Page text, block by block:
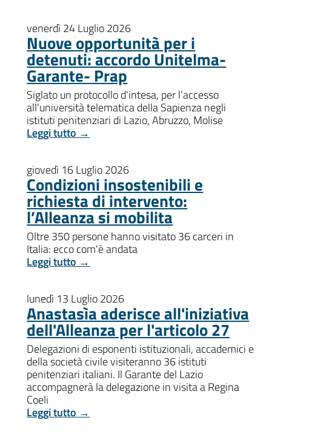
venerdì 24 Luglio 2026
Nuove opportunità per i
detenuti: accordo Unitelma-
Garante- Prap
Siglato un protocollo d'intesa, per l’accesso
all'università telematica della Sapienza negli
istituti penitenziari di Lazio, Abruzzo, Molise
Leggi tutto →
giovedì 16 Luglio 2026
Condizioni insostenibili e
richiesta di intervento:
l’Alleanza si mobilita
Oltre 350 persone hanno visitato 36 carceri in
Italia: ecco com'è andata
Leggi tutto →
lunedì 13 Luglio 2026
Anastasìa aderisce all'iniziativa
dell'Alleanza per l'articolo 27
Delegazioni di esponenti istituzionali, accademici e
della società civile visiteranno 36 istituti
penitenziari italiani. Il Garante del Lazio
accompagnerà la delegazione in visita a Regina
Coeli
Leggi tutto →